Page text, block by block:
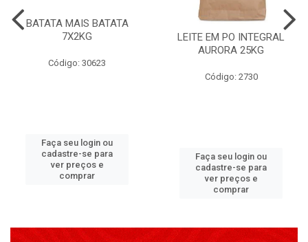
BATATA MAIS BATATA
7X2KG
Código: 30623
Faça seu login ou
cadastre-se para
ver preços e
comprar
LEITE EM PO INTEGRAL
AURORA 25KG
Código: 2730
Faça seu login ou
cadastre-se para
ver preços e
comprar